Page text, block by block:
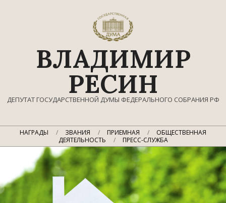
ВЛАДИМИР
РЕСИН
ДЕПУТАТ ГОСУДАРСТВЕННОЙ ДУМЫ ФЕДЕРАЛЬНОГО СОБРАНИЯ РФ
Главное
НАГРАДЫ ЗВАНИЯ ПРИЕМНАЯ
ОБЩЕСТВЕННАЯ
ДЕЯТЕЛЬНОСТЬ
ПРЕСС-СЛУЖБА